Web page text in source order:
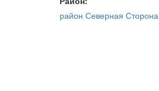
район Северная Сторона